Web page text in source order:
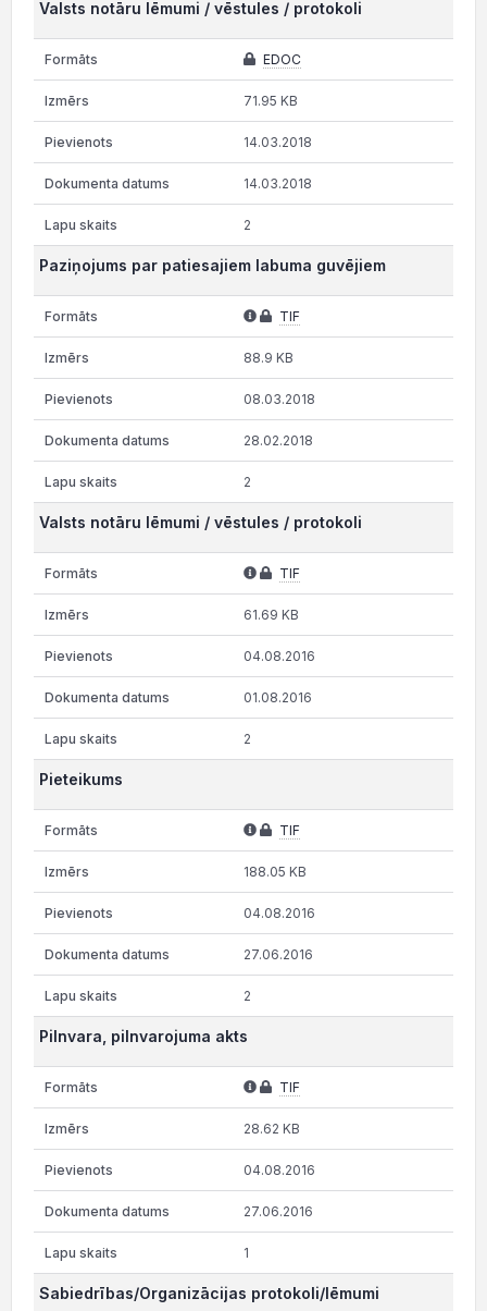
Valsts notāru lēmumi / vēstules / protokoli
EDOC
71.95 KB
14.03.2018
14.03.2018
2
Paziņojums par patiesajiem labuma guvējiem
TIF
88.9 KB
08.03.2018
28.02.2018
2
Valsts notāru lēmumi / vēstules / protokoli
TIF
61.69 KB
04.08.2016
01.08.2016
2
Pieteikums
TIF
188.05 KB
04.08.2016
27.06.2016
2
Pilnvara, pilnvarojuma akts
TIF
28.62 KB
04.08.2016
27.06.2016
1
Sabiedrības/Organizācijas protokoli/lēmumi